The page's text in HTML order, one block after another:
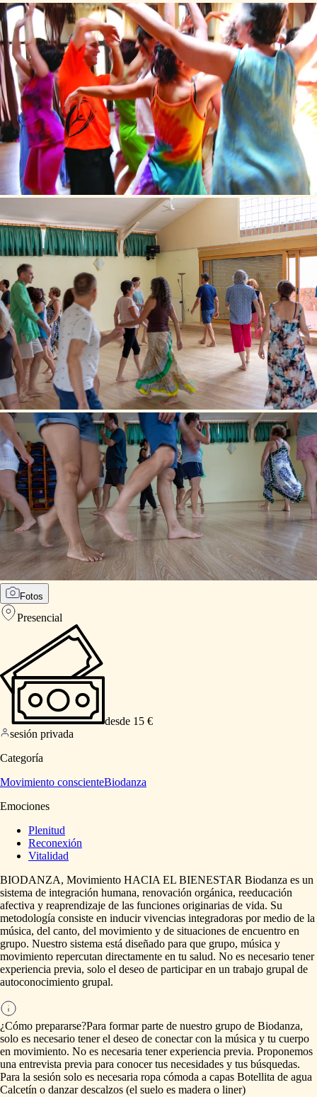
Fotos
Presencial
desde 15 €
sesión privada
Categoría
Movimiento conscienteBiodanza
Emociones
Plenitud
Reconexión
Vitalidad
BIODANZA, Movimiento HACIA EL BIENESTAR Biodanza es un
sistema de integración humana, renovación orgánica, reeducación
afectiva y reaprendizaje de las funciones originarias de vida. Su
metodología consiste en inducir vivencias integradoras por medio de la
música, del canto, del movimiento y de situaciones de encuentro en
grupo. Nuestro sistema está diseñado para que grupo, música y
movimiento repercutan directamente en tu salud. No es necesario tener
experiencia previa, solo el deseo de participar en un trabajo grupal de
autoconocimiento grupal.
¿Cómo prepararse?Para formar parte de nuestro grupo de Biodanza,
solo es necesario tener el deseo de conectar con la música y tu cuerpo
en movimiento. No es necesaria tener experiencia previa. Proponemos
una entrevista previa para conocer tus necesidades y tus búsquedas.
Para la sesión solo es necesaria ropa cómoda a capas Botellita de agua
Calcetín o danzar descalzos (el suelo es madera o liner)